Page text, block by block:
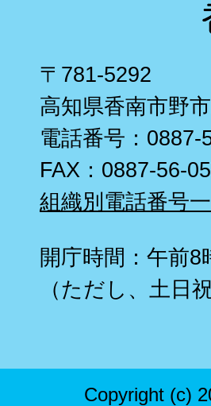
〒781-5292
高知県香南市野
電話番号：0887-
FAX：0887-56-
組織別電話番号
開庁時間：午前
（ただし、土日
Copyright (c)